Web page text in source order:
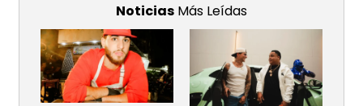
Noticias Más Leídas